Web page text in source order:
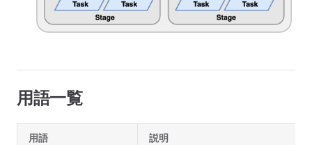
用語一覧
用語 説明